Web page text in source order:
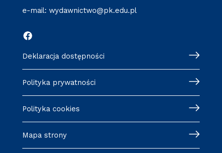
e-mail: wydawnictwo@pk.edu.pl
Deklaracja dostępności
Polityka prywatności
Polityka cookies
Mapa strony